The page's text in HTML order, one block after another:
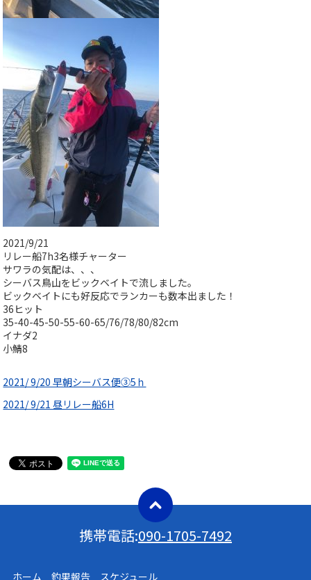
2021/9/21
リレー船7h3名様チャーター
サワラの気配は、、、
シーバス鳥山をビックベイトで流しました。
ビックベイトにも好反応でランカーも数本出ました！
36ヒット
35-40-45-50-55-60-65/76/78/80/82cm
イナダ2
小鯖8
2021/ 9/20 早朝シーバス便③5ｈ
2021/ 9/21 昼リレー船6H
携帯電話:090-1705-7492
ホーム 釣果報告 スケジュール